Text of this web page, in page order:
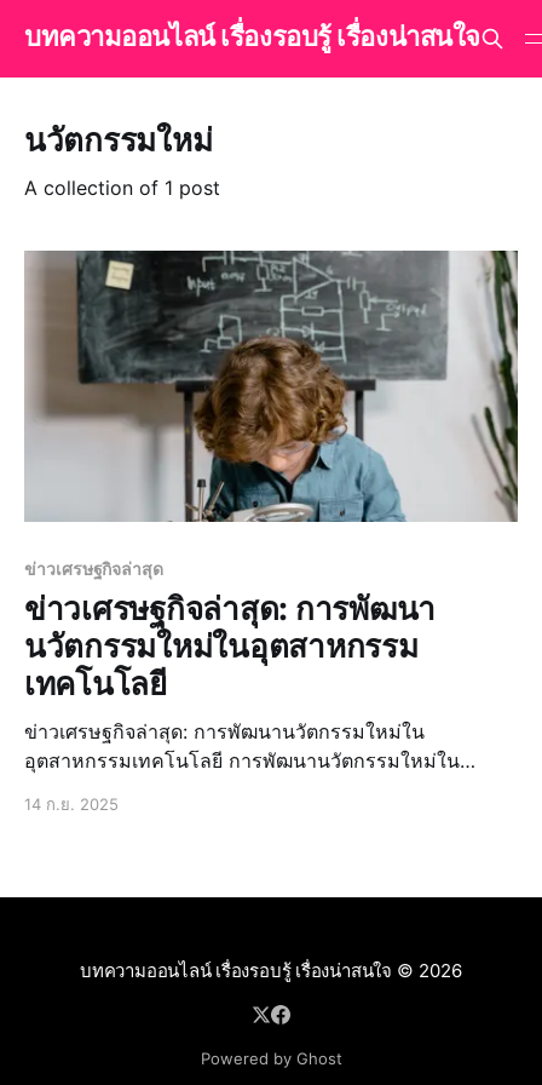
บทความออนไลน์ เรื่องรอบรู้ เรื่องน่าสนใจ
นวัตกรรมใหม่
A collection of 1 post
ข่าวเศรษฐกิจล่าสุด
ข่าวเศรษฐกิจล่าสุด: การพัฒนา
นวัตกรรมใหม่ในอุตสาหกรรม
เทคโนโลยี
ข่าวเศรษฐกิจล่าสุด: การพัฒนานวัตกรรมใหม่ใน
อุตสาหกรรมเทคโนโลยี การพัฒนานวัตกรรมใหม่ใน
14 ก.ย. 2025
บทความออนไลน์ เรื่องรอบรู้ เรื่องน่าสนใจ © 2026
Powered by Ghost